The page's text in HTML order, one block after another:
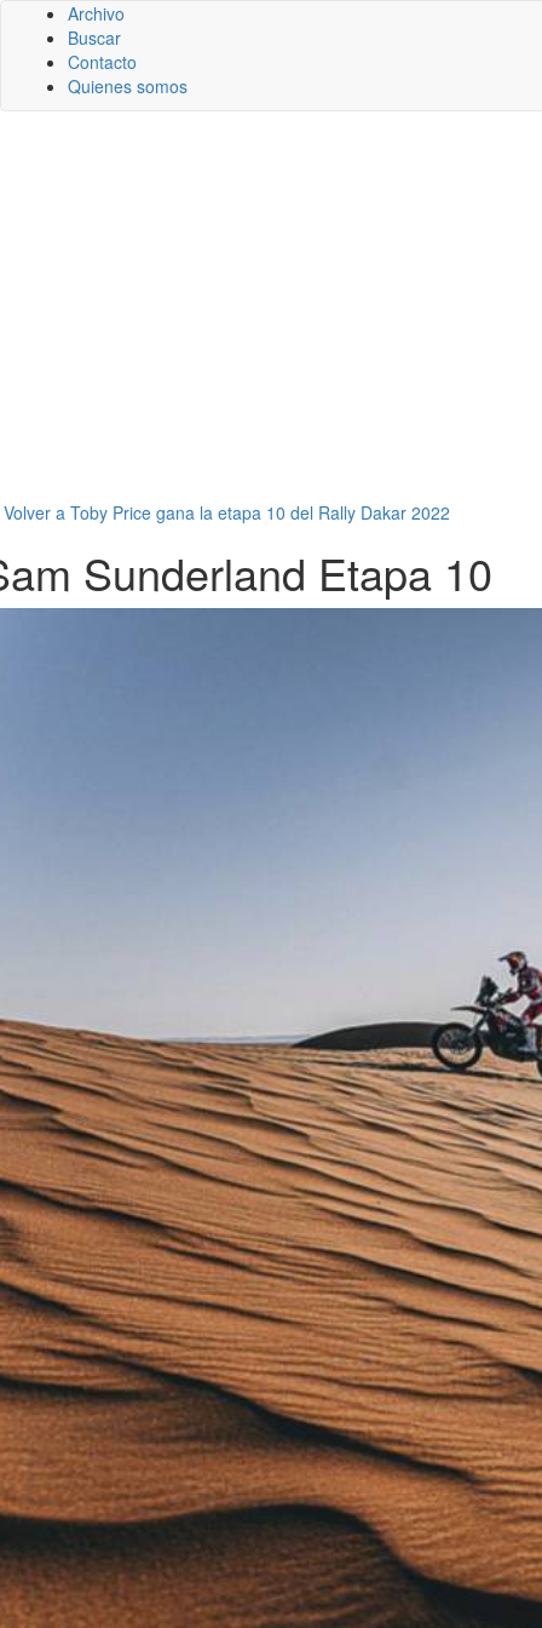
Archivo
Buscar
Contacto
Quienes somos
Volver a Toby Price gana la etapa 10 del Rally Dakar 2022
Sunderland Etapa 10